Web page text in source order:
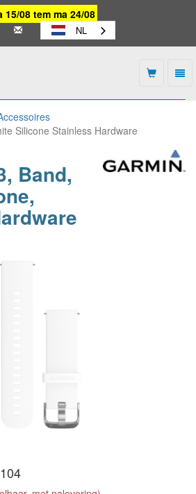
15/08 tem ma 24/08
NL
Silicone Stainless Hardware
Band,